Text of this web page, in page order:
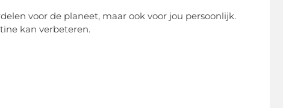
voor de planeet, maar ook voor jou persoonlijk.
kan verbeteren.